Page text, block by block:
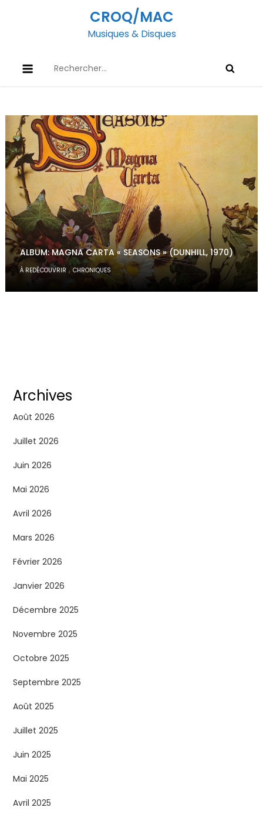
CROQ/MAC
Musiques & Disques
ALBUM: MAGNA CARTA « SEASONS » (DUNHILL, 1970)
À REDÉCOUVRIR ,CHRONIQUES
Archives
Août 2026
Juillet 2026
Juin 2026
Mai 2026
Avril 2026
Mars 2026
Février 2026
Janvier 2026
Décembre 2025
Novembre 2025
Octobre 2025
Septembre 2025
Août 2025
Juillet 2025
Juin 2025
Mai 2025
Avril 2025